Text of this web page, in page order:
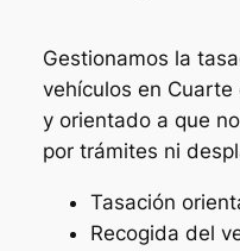
Gestionamos la
vehículos en Cuarte
y orientado a que
por trámites ni
Tasación
Recogida del